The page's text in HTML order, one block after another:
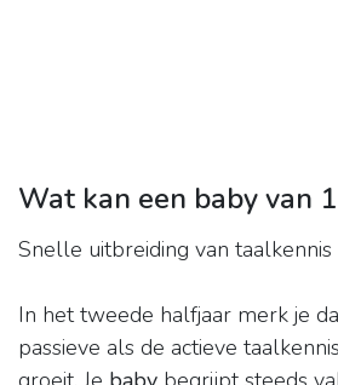
Wat kan een baby van
Snelle uitbreiding van taalkennis
In het tweede halfjaar merk je
passieve als de actieve